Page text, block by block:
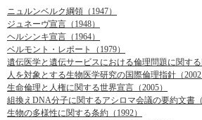
ニュルンベルク綱領（1947）
ジュネーヴ宣言（1948）
ヘルシンキ宣言（1964）
ベルモント・レポート（1979）
遺伝医学と遺伝サービスにおける倫理問題に関する
人を対象とする生物医学研究の国際倫理指針（2002
生命倫理と人権に関する世界宣言（2005）
組換えDNA分子に関するアシロマ会議の要約文書（
生物の多様性に関する条約（1992）